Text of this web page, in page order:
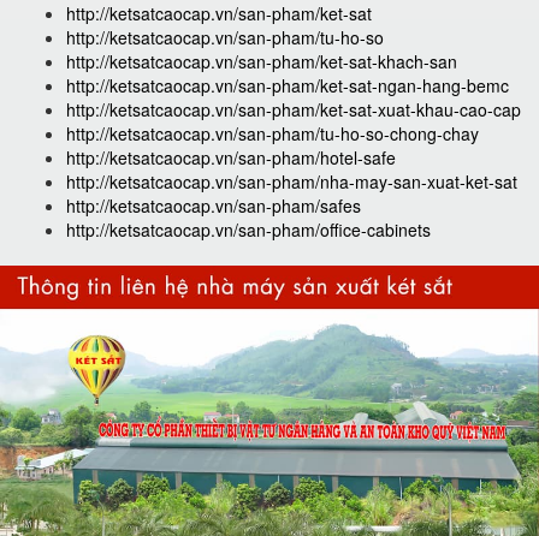
http://ketsatcaocap.vn/san-pham/ket-sat
http://ketsatcaocap.vn/san-pham/tu-ho-so
http://ketsatcaocap.vn/san-pham/ket-sat-khach-san
http://ketsatcaocap.vn/san-pham/ket-sat-ngan-hang-bemc
http://ketsatcaocap.vn/san-pham/ket-sat-xuat-khau-cao-cap
http://ketsatcaocap.vn/san-pham/tu-ho-so-chong-chay
http://ketsatcaocap.vn/san-pham/hotel-safe
http://ketsatcaocap.vn/san-pham/nha-may-san-xuat-ket-sat
http://ketsatcaocap.vn/san-pham/safes
http://ketsatcaocap.vn/san-pham/office-cabinets